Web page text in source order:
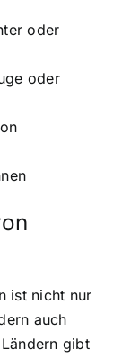
oder
oder
ist nicht nur
auch
gibt